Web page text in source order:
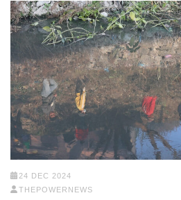
24 DEC 2024
THEPOWERNEWS